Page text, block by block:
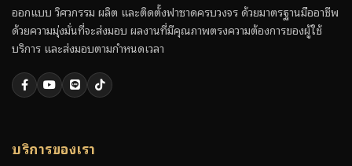
ออกแบบ วิศวกรรม ผลิต และติดตั้งฟาซาดครบวงจร ด้วยมาตรฐานมืออาชีพ
ด้วยความมุ่งมั่นที่จะส่งมอบ ผลงานที่มีคุณภาพตรงความต้องการของผู้ใช้
บริการ และส่งมอบตามกำหนดเวลา
บริการของเรา